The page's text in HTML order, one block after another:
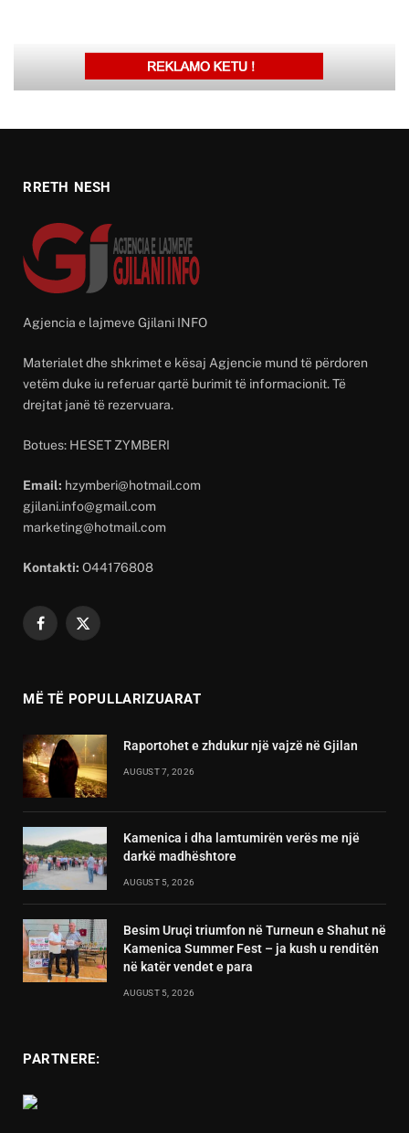
RRETH NESH
Agjencia e lajmeve Gjilani INFO
Materialet dhe shkrimet e kësaj Agjencie mund të përdoren
vetëm duke iu referuar qartë burimit të informacionit. Të
drejtat janë të rezervuara.
Botues: HESET ZYMBERI
Email: hzymberi@hotmail.com
gjilani.info@gmail.com
marketing@hotmail.com
Kontakti: O44176808
Facebook
X
MË TË POPULLARIZUARAT
Raportohet e zhdukur një vajzë në Gjilan
AUGUST 7, 2026
Kamenica i dha lamtumirën verës me një
darkë madhështore
AUGUST 5, 2026
Besim Uruçi triumfon në Turneun e Shahut në
Kamenica Summer Fest – ja kush u renditën
në katër vendet e para
AUGUST 5, 2026
PARTNERE: